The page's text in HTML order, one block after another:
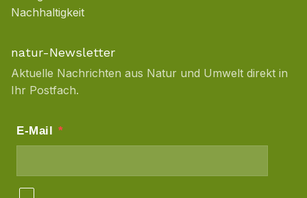
Nachhaltigkeit
natur-Newsletter
Aktuelle Nachrichten aus Natur und Umwelt direkt in
Ihr Postfach.